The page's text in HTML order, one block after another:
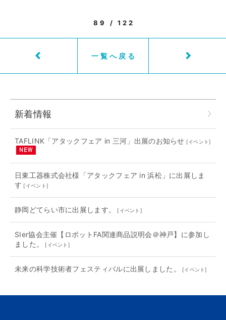
89 / 122
一覧へ戻る
新着情報
TAFLINK「アタックフェア in 三河」出展のお知らせ [イベント]
日東工器株式会社様「アタックフェア in 浜松」に出展しま
す [イベント]
静岡どてらい市に出展します。 [イベント ]
SIer協会主催【ロボットFA関連商品説明会＠神戸】に参加し
ました。
[イベント ]
未来の科学技術者フェスティバルに出展しました。 [イベント]